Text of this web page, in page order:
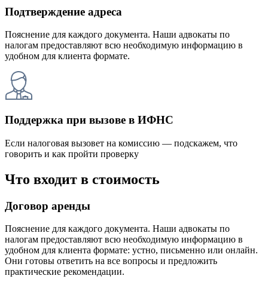
Подтверждение адреса
Пояснение для каждого документа. Наши адвокаты по
налогам предоставляют всю необходимую информацию в
удобном для клиента формате.
Поддержка при вызове в ИФНС
Если налоговая вызовет на комиссию — подскажем, что
говорить и как пройти проверку
Что входит в стоимость
Договор аренды
Пояснение для каждого документа. Наши адвокаты по
налогам предоставляют всю необходимую информацию в
удобном для клиента формате: устно, письменно или онлайн.
Они готовы ответить на все вопросы и предложить
практические рекомендации.